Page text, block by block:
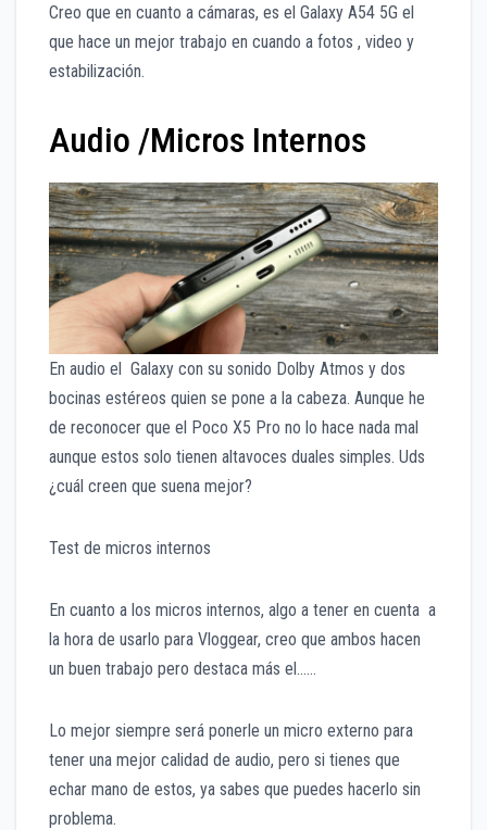
Creo que en cuanto a cámaras, es el Galaxy A54 5G el
que hace un mejor trabajo en cuando a fotos , video y
estabilización.
Audio /Micros Internos
En audio el Galaxy con su sonido Dolby Atmos y dos
bocinas estéreos quien se pone a la cabeza. Aunque he
de reconocer que el Poco X5 Pro no lo hace nada mal
aunque estos solo tienen altavoces duales simples. Uds
¿cuál creen que suena mejor?
Test de micros internos
En cuanto a los micros internos, algo a tener en cuenta a
la hora de usarlo para Vloggear, creo que ambos hacen
un buen trabajo pero destaca más el……
Lo mejor siempre será ponerle un micro externo para
tener una mejor calidad de audio, pero si tienes que
echar mano de estos, ya sabes que puedes hacerlo sin
problema.